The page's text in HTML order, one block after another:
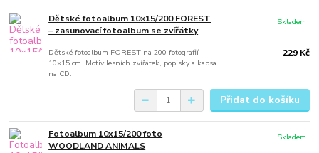
Dětské fotoalbum 10×15/200 FOREST
– zasunovací fotoalbum se zvířátky
Dětské fotoalbum FOREST na 200 fotografií
10×15 cm. Motiv lesních zvířátek, popisky a kapsa
na CD.
229 Kč
Skladem
Přidat do košíku
Fotoalbum 10x15/200 foto
WOODLAND ANIMALS
Skladem